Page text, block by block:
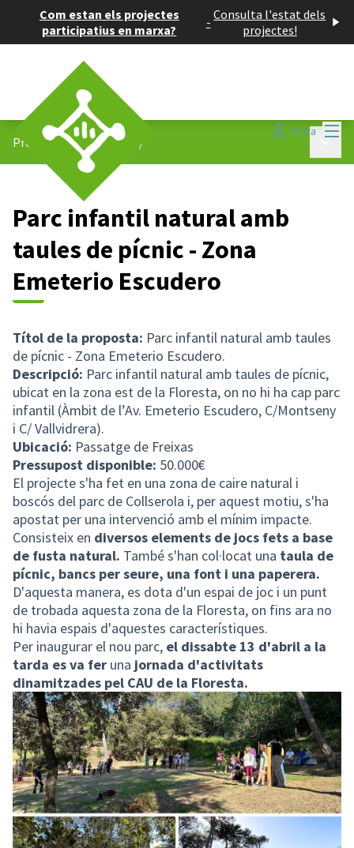
Com estan els projectes
participatius en marxa?
- Consulta l'estat dels
projectes!
Entra
Projectes participatius /
Parc infantil natural amb
taules de pícnic - Zona
Emeterio Escudero
Títol de la proposta: Parc infantil natural amb taules
de pícnic - Zona Emeterio Escudero.
Descripció: Parc infantil natural amb taules de pícnic,
ubicat en la zona est de la Floresta, on no hi ha cap parc
infantil (Àmbit de l’Av. Emeterio Escudero, C/Montseny
i C/ Vallvidrera).
Ubicació: Passatge de Freixas
Pressupost disponible: 50.000€
El projecte s'ha fet en una zona de caire natural i
boscós del parc de Collserola i, per aquest motiu, s'ha
apostat per una intervenció amb el mínim impacte.
Consisteix en diversos elements de jocs fets a base
de fusta natural. També s'han col·locat una taula de
pícnic, bancs per seure, una font i una paperera.
D'aquesta manera, es dota d'un espai de joc i un punt
de trobada aquesta zona de la Floresta, on fins ara no
hi havia espais d'aquestes característiques.
Per inaugurar el nou parc, el dissabte 13 d'abril a la
tarda es va fer una jornada d'activitats
dinamitzades pel CAU de la Floresta.